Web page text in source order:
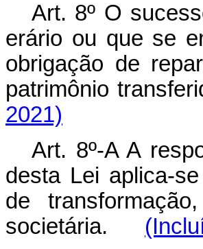
Art. 8º O
erário ou que se
obrigação de
patrimônio
2021)
Art. 8º-A A
desta Lei aplica-
de
societária.